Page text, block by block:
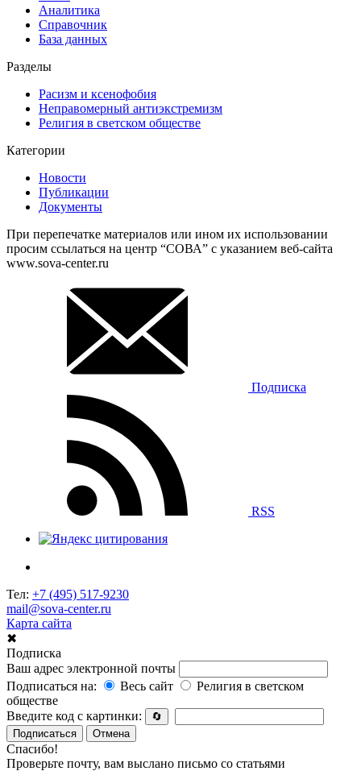
Аналитика
Справочник
База данных
Разделы
Расизм и ксенофобия
Неправомерный антиэкстремизм
Религия в светском обществе
Категории
Новости
Публикации
Документы
При перепечатке материалов или ином их использовании
просим ссылаться на центр “СОВА” с указанием веб-сайта
www.sova-center.ru
Подписка
RSS
Тел: +7 (495) 517-9230
mail@sova-center.ru
Карта сайта
✖
Подписка
Ваш адрес электронной почты
Подписаться на:
Весь сайт
Религия в светском
обществе
Введите код с картинки:
🔄
Подписаться
Отмена
Спасибо!
Проверьте почту, вам выслано письмо со статьями